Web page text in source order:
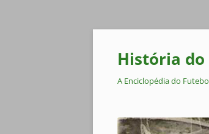
Pular
conteúdo
História do
A Enciclopédia do